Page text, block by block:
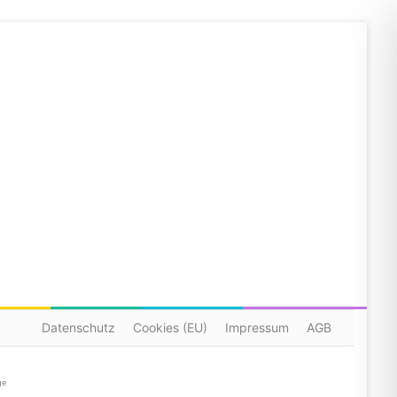
Datenschutz Cookies (EU) Impressum AGB